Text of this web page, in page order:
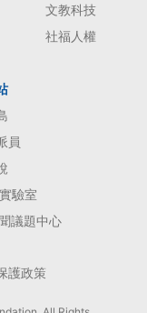
文教科技
社福人權
員
驗室
議題中心
護政策